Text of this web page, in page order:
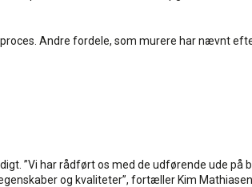
Andre fordele, som murere har nævnt
”Vi har rådført os med de udførende ude på
og kvaliteter”, fortæller Kim